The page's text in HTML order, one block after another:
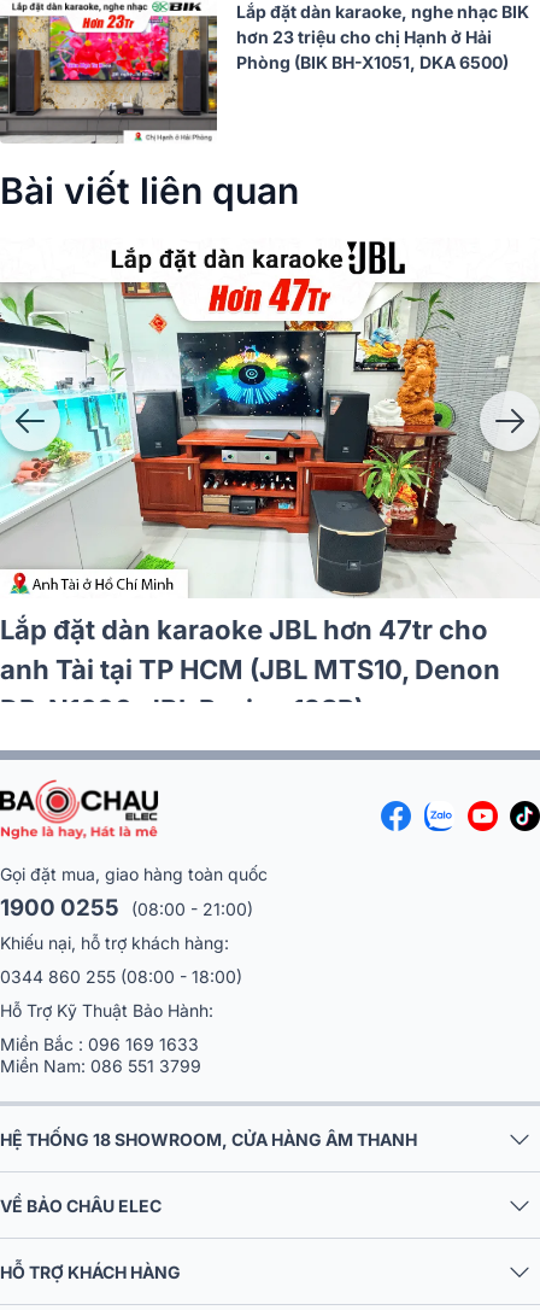
Lắp đặt dàn karaoke, nghe nhạc BIK
hơn 23 triệu cho chị Hạnh ở Hải
Phòng (BIK BH-X1051, DKA 6500)
Bài viết liên quan
25tr cho
12,
Lắp đặt dàn karaoke
cho chị Thùy ở Nam
CSS1917/70,
CSS2110/70)
Gọi đặt mua, giao hàng toàn quốc
1900 0255
(08:00 - 21:00)
Khiếu nại, hỗ trợ khách hàng:
0344 860 255 (08:00 - 18:00)
Hỗ Trợ Kỹ Thuật Bảo Hành:
Miền Bắc : 096 169 1633
Miền Nam: 086 551 3799
HỆ THỐNG 18 SHOWROOM, CỬA HÀNG ÂM THANH
VỀ BẢO CHÂU ELEC
HỖ TRỢ KHÁCH HÀNG